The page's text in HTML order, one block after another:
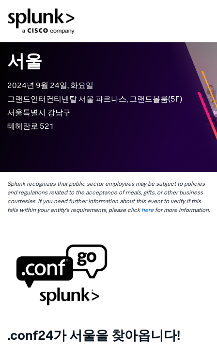
서울
2024년 9월 24일, 화요일
그랜드인터컨티넨탈 서울 파르나스, 그랜드볼룸(5F)
서울특별시 강남구
테헤란로 521
Splunk recognizes that public sector employees may be subject to policies
and regulations related to the acceptance of meals, gifts, or other business
courtesies. If you need further information about this event to verify if this
falls within your entity's requirements, please click here for more information.
.conf24가 서울을 찾아옵니다!